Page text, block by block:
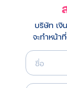
บริษัท เงิ
จะทำหน้
ชื่อ